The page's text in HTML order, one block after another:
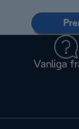
Vanliga